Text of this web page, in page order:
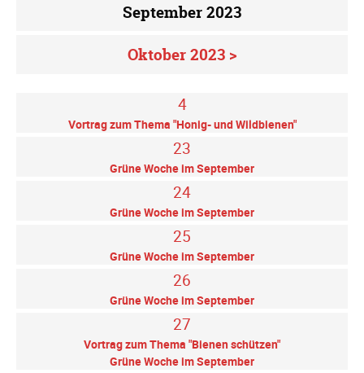
September 2023
Oktober 2023 >
4
Vortrag zum Thema "Honig- und Wildbienen"
23
Grüne Woche im September
24
Grüne Woche im September
25
Grüne Woche im September
26
Grüne Woche im September
27
Vortrag zum Thema "Bienen schützen"
Grüne Woche im September